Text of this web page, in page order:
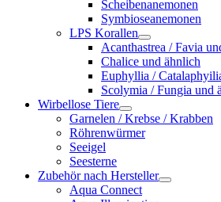
Scheibenanemonen
Symbioseanemonen
LPS Korallen
Acanthastrea / Favia
Chalice und ähnlich
Euphyllia /
Scolymia / Fungia und
Wirbellose Tiere
Garnelen / Krebse / Krabben
Röhrenwürmer
Seeigel
Seesterne
Zubehör nach Hersteller
Aqua Connect